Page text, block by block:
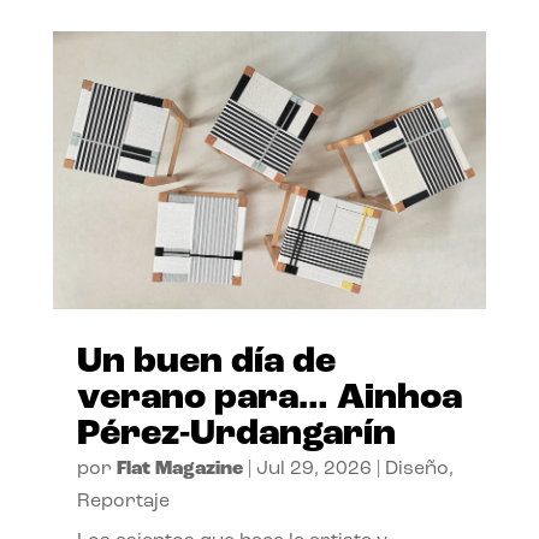
Un buen día de
verano para… Ainhoa
Pérez-Urdangarín
por Flat Magazine| Jul 29, 2026 Diseño,
Reportaje